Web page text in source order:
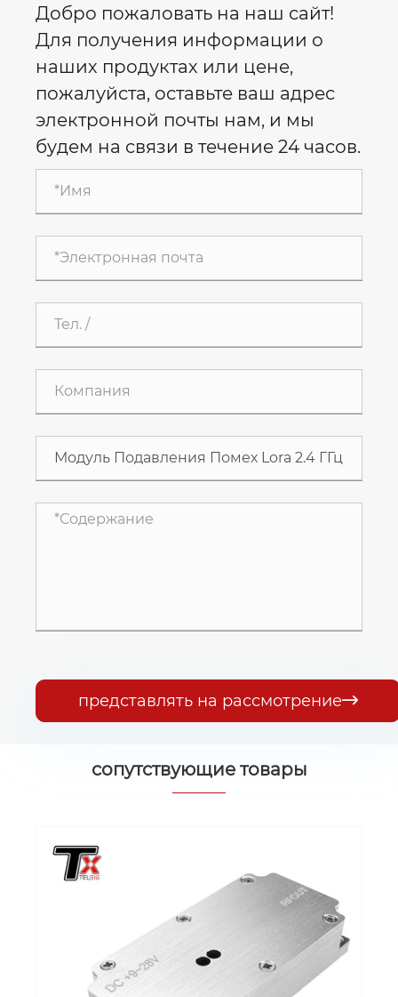
Добро пожаловать на наш сайт!
Для получения информации о
наших продуктах или цене,
пожалуйста, оставьте ваш адрес
электронной почты нам, и мы
будем на связи в течение 24 часов.
представлять на рассмотрение
сопутствующие товары